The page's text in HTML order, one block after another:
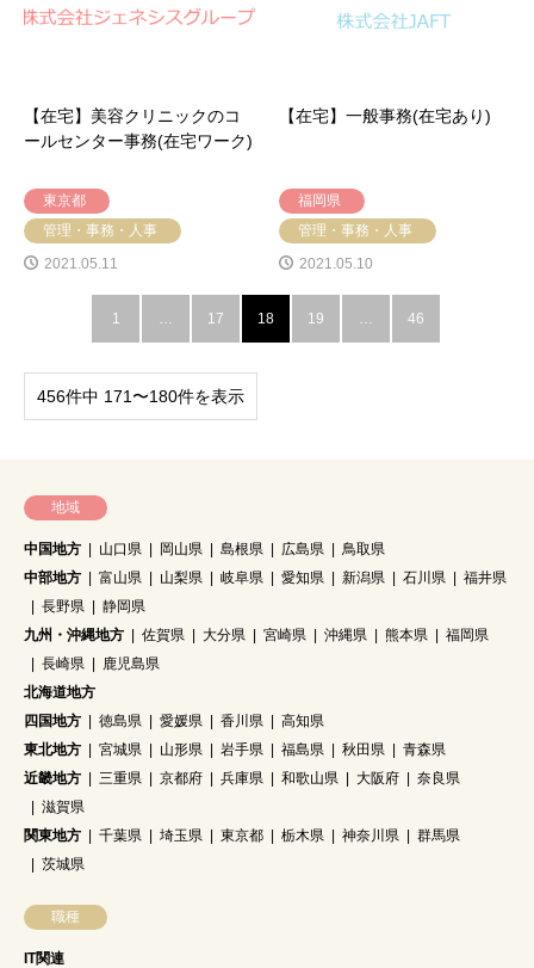
【在宅】美容クリニックのコ
ールセンター事務(在宅ワーク)
東京都
管理・事務・人事
2021.05.11
【在宅】一般事務(在宅あり)
福岡県
管理・事務・人事
2021.05.10
1 … 17 18 19 … 46
456件中 171〜180件を表示
地域
中国地方 山口県 岡山県 島根県 広島県
鳥取県
中部地方
富山県 山梨県 岐阜県 愛知県 新潟県 石川県
福井県
長野県
静岡県
九州・沖縄地方
佐賀県 大分県 宮崎県 沖縄県 熊本県
福岡県
長崎県
鹿児島県
北海道地方
四国地方
徳島県 愛媛県 香川県
高知県
東北地方
宮城県 山形県 岩手県 福島県 秋田県
青森県
近畿地方
三重県 京都府 兵庫県 和歌山県 大阪府
奈良県
滋賀県
関東地方
千葉県 埼玉県 東京都 栃木県 神奈川県
群馬県
茨城県
職種
IT関連